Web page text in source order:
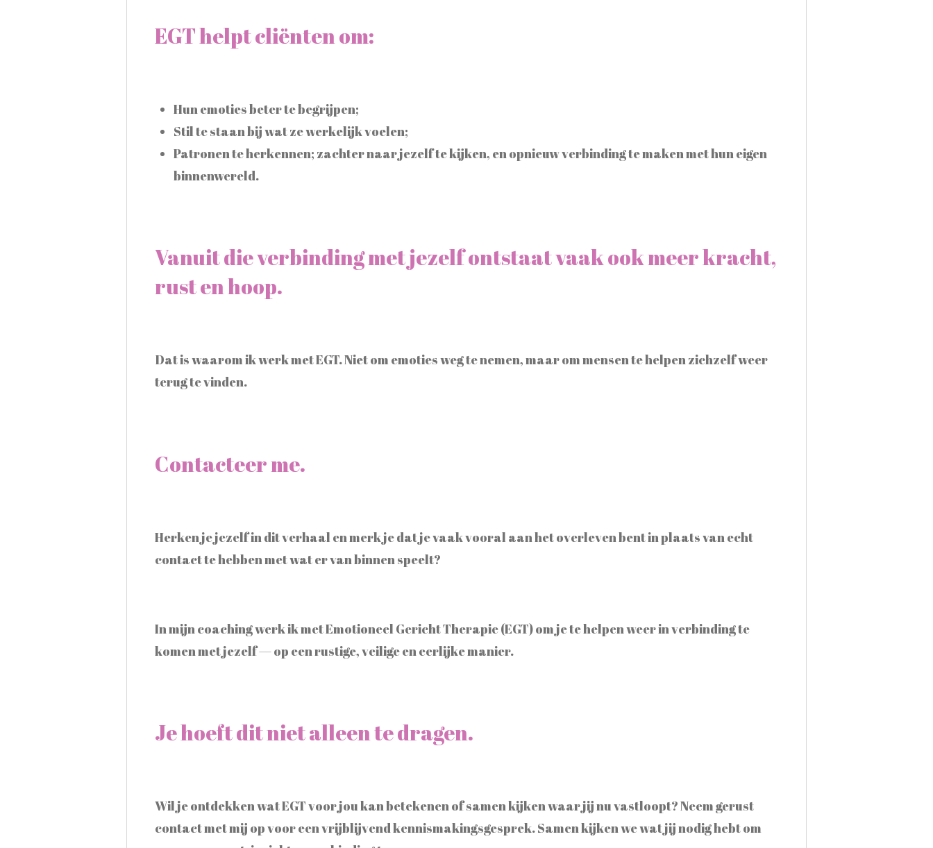
EGT helpt cliënten om:
Hun emoties beter te begrijpen;
Stil te staan bij wat ze werkelijk voelen;
Patronen te herkennen; zachter naar jezelf te kijken, en opnieuw verbinding te maken met hun eigen
binnenwereld.
Vanuit die verbinding met jezelf ontstaat vaak ook meer kracht,
rust en hoop.
Dat is waarom ik werk met EGT. Niet om emoties weg te nemen, maar om mensen te helpen zichzelf weer
terug te vinden.
Contacteer me.
Herken je jezelf in dit verhaal en merk je dat je vaak vooral aan het overleven bent in plaats van echt
contact te hebben met wat er van binnen speelt?
In mijn coaching werk ik met Emotioneel Gericht Therapie (EGT) om je te helpen weer in verbinding te
komen met jezelf — op een rustige, veilige en eerlijke manier.
Je hoeft dit niet alleen te dragen.
Wil je ontdekken wat EGT voor jou kan betekenen of samen kijken waar jij nu vastloopt? Neem gerust
contact met mij op voor een vrijblijvend kennismakingsgesprek. Samen kijken we wat jij nodig hebt om